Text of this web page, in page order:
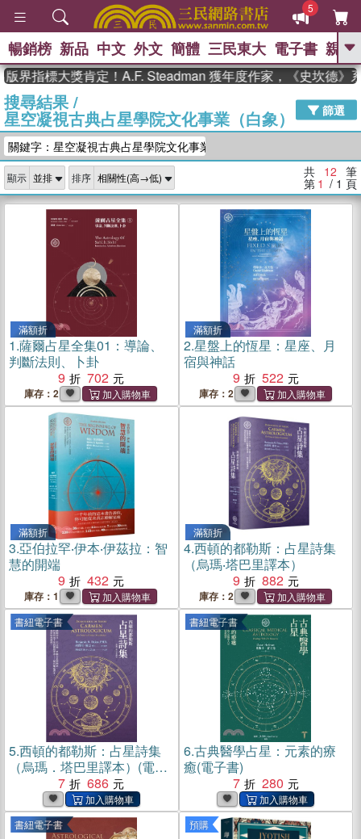
5
GO
高希均教授回憶錄
、 The Odyssey 、 父親節 、 如果歷
史是一群喵 、 暑期推薦 、 國際布克
獎 臺灣漫遊錄
登輝時代 、 數學女孩：黎曼猜想 、
偉大的迷走神經
暢銷榜 新品 中文 外文 簡體 三民東大 電子書 親子
指標大獎肯定！A.F. Steadman 獲年度作家，《史坎德》系
搜尋結果/
星空凝視古典占星學院文化事業（白象） 篩選
關鍵字：星空凝視古典占星學院文化事業（白...
顯示 排序 共 12 筆
第 1 / 1 頁
滿額折
1.薩爾占星全集01：導論、
判斷法則、卜卦
9
702
庫存：2
滿額折
2.星盤上的恆星：星座、月
宿與神話
9
522
庫存：2
滿額折
3.亞伯拉罕‧伊本‧伊茲拉：智
慧的開端
9
432
庫存：1
滿額折
4.西頓的都勒斯：占星詩集
（烏瑪‧塔巴里譯本）
9
882
庫存：2
書紐電子書
5.西頓的都勒斯：占星詩集
（烏瑪．塔巴里譯本）(電子
7 686
書紐電子書
6.古典醫學占星：元素的療
癒(電子書)
7
280
書紐電子書 預購